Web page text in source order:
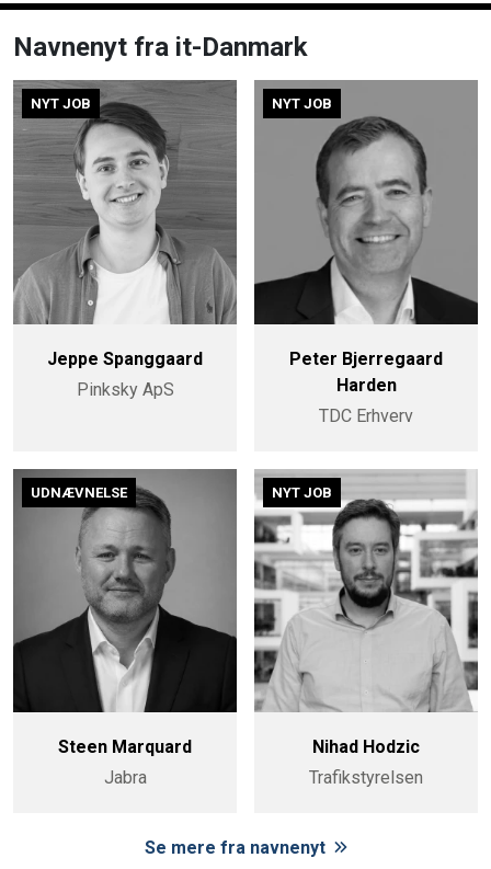
Navnenyt fra it-Danmark
NYT JOB
Jeppe Spanggaard
Pinksky ApS
NYT JOB
Peter Bjerregaard
Harden
TDC Erhverv
UDNÆVNELSE
Steen Marquard
Jabra
NYT JOB
Nihad Hodzic
Trafikstyrelsen
Se mere fra navnenyt